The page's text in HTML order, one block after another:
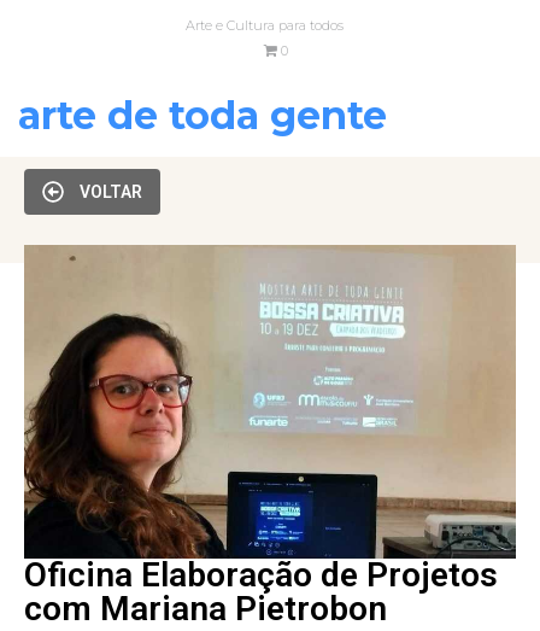
Arte e Cultura para todos
0
arte de toda gente
VOLTAR
Oficina Elaboração de Projetos
com Mariana Pietrobon